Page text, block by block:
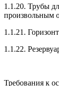
1.1.20. Трубы
произвольным
1.1.21.
1.1.22.
Требования к